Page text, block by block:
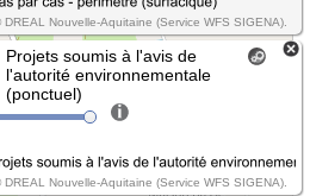
Nouvelle-Aquitaine (Service WFS SIGENA).
Projets soumis à l'avis de
l'autorité environnementale
(ponctuel)
Nouvelle-Aquitaine (Service WFS SIGENA).